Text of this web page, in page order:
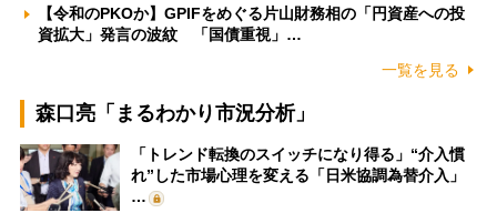
【令和のPKOか】GPIFをめぐる片山財務相の「円資産への投
資拡大」発言の波紋 「国債重視」…
一覧を見る
森口亮「まるわかり市況分析」
「トレンド転換のスイッチになり得る」“介入慣
れ”した市場心理を変える「日米協調為替介入」
…